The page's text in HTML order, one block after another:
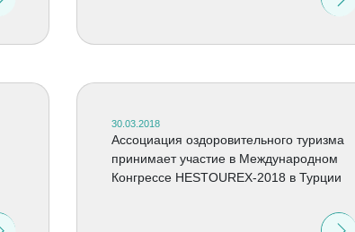
30.03.2018
Ассоциация оздоровительного туризма
принимает участие в Международном
Конгрессе HESTOUREX-2018 в Турции